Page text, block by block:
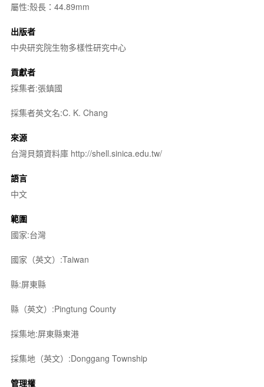
屬性:殼長：44.89mm
出版者
中央研究院生物多樣性研究中心
貢獻者
採集者:張鎮國
採集者英文名:C. K. Chang
來源
台灣貝類資料庫 http://shell.sinica.edu.tw/
語言
中文
範圍
國家:台灣
國家（英文）:Taiwan
縣:屏東縣
縣（英文）:Pingtung County
採集地:屏東縣東港
採集地（英文）:Donggang Township
管理權